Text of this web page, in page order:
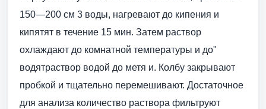
150—200 см 3 воды, нагревают до кипения и
кипятят в течение 15 мин. Затем раствор
охлаждают до комнатной температуры и до"
водятраствор водой до метя и. Колбу закрывают
пробкой и тщательно перемешивают. Достаточное
для анализа количество раствора фильтруют